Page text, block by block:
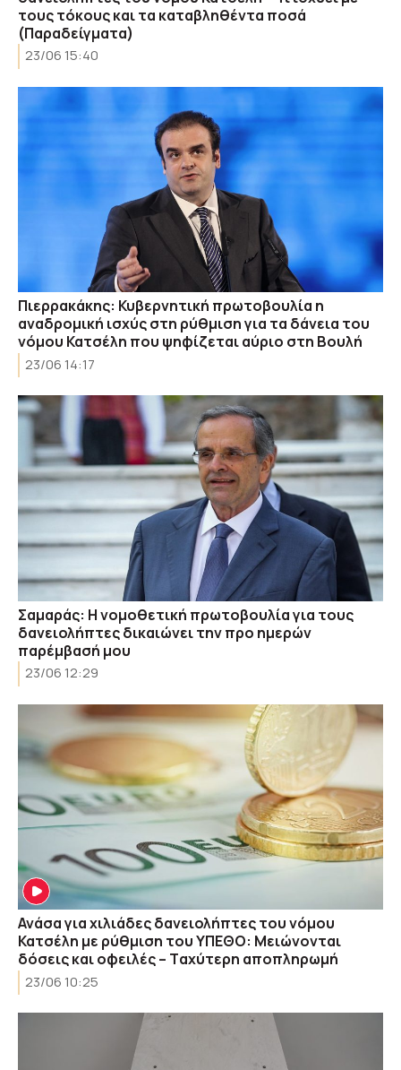
τους τόκους και τα καταβληθέντα ποσά
(Παραδείγματα)
23/06 15:40
Πιερρακάκης: Κυβερνητική πρωτοβουλία η
αναδρομική ισχύς στη ρύθμιση για τα δάνεια του
νόμου Κατσέλη που ψηφίζεται αύριο στη Βουλή
23/06 14:17
Σαμαράς: Η νομοθετική πρωτοβουλία για τους
δανειολήπτες δικαιώνει την προ ημερών
παρέμβασή μου
23/06 12:29
Ανάσα για χιλιάδες δανειολήπτες του νόμου
Κατσέλη με ρύθμιση του ΥΠΕΘΟ: Μειώνονται
δόσεις και οφειλές – Tαχύτερη αποπληρωμή
23/06 10:25